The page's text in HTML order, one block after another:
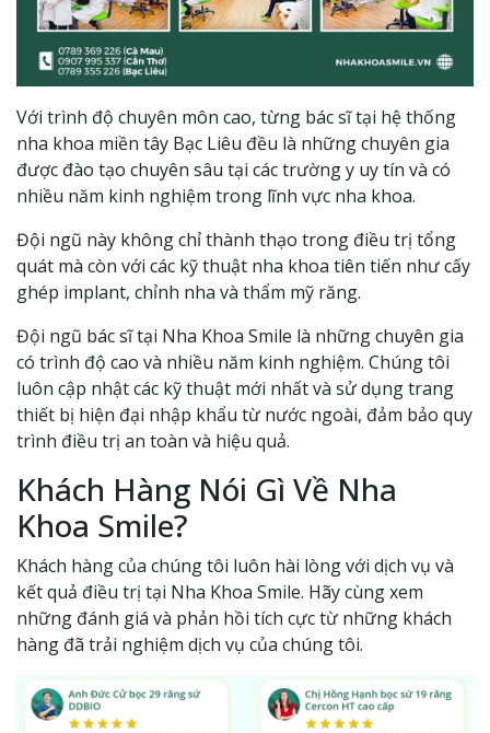
Với trình độ chuyên môn cao, từng bác sĩ tại hệ thống
nha khoa miền tây Bạc Liêu đều là những chuyên gia
được đào tạo chuyên sâu tại các trường y uy tín và có
nhiều năm kinh nghiệm trong lĩnh vực nha khoa.
Đội ngũ này không chỉ thành thạo trong điều trị tổng
quát mà còn với các kỹ thuật nha khoa tiên tiến như cấy
ghép implant, chỉnh nha và thẩm mỹ răng.
Đội ngũ bác sĩ tại Nha Khoa Smile là những chuyên gia
có trình độ cao và nhiều năm kinh nghiệm. Chúng tôi
luôn cập nhật các kỹ thuật mới nhất và sử dụng trang
thiết bị hiện đại nhập khẩu từ nước ngoài, đảm bảo quy
trình điều trị an toàn và hiệu quả.
Khách Hàng Nói Gì Về Nha
Khoa Smile?
Khách hàng của chúng tôi luôn hài lòng với dịch vụ và
kết quả điều trị tại Nha Khoa Smile. Hãy cùng xem
những đánh giá và phản hồi tích cực từ những khách
hàng đã trải nghiệm dịch vụ của chúng tôi.